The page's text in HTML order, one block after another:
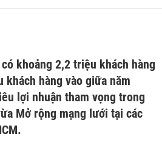
khoảng 2,2 triệu khách hàng
hàng vào giữa năm
lợi nhuận tham vọng trong
Mở rộng mạng lưới tại các